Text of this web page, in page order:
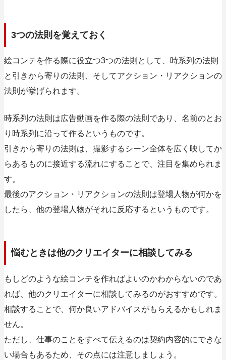
3つの法則を覚えておく
絵コンテを作る際に役立つ3つの法則として、 時系列の法則
と引きから寄りの法則、そしてアクション・リアクションの
法則 が挙げられます。
時系列の法則は広告動画を作る際の法則であり、名前のとお
り時系列に沿って作るというものです。
引きから寄りの法則は、撮影するシーン全体を広く映してか
らあるものに接近する流れにすることで、注目を集められま
す。
最後のアクション・リアクションの法則は登場人物が何かを
したら、他の登場人物がそれに反応するというものです。
悩むときは他のクリエイターに相談してみる
もしどのような絵コンテを作ればよいのかわからないのであ
れば、 他のクリエイターに相談してみるのがおすすめです。
相談することで、何か良いアドバイスがもらえるかもしれま
せん。
ただし、仕事のことをすべて伝えるのは契約内容的にできな
い場合もあるため、その点には注意しましょう。